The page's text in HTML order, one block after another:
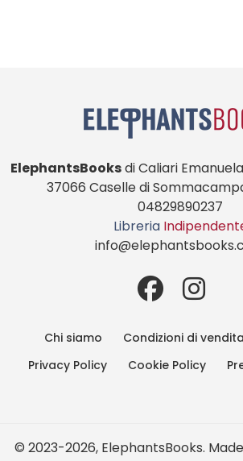
ElephantsBooksdi Caliari
37066 Caselle di
04829890237
Libreria
Chi siamo
Condizioni di
Privacy Policy
Cookie Policy
© 2023-2026, ElephantsBooks.